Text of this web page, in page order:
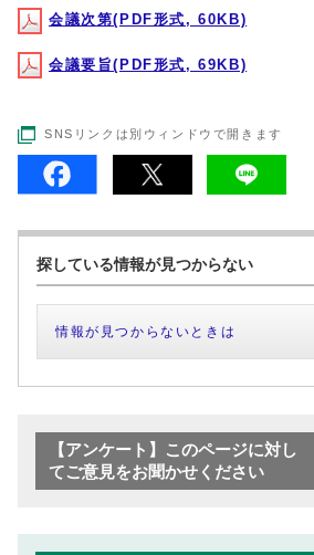
会議次第(PDF形式, 60KB)
会議要旨(PDF形式, 69KB)
SNSリンクは別ウィンドウで開きます
探している情報が見つからない
情報が見つからないときは
【アンケート】このページに対し
てご意見をお聞かせください